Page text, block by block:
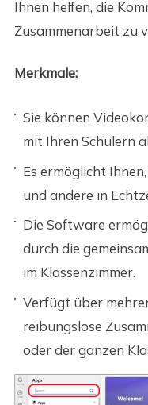
Ihnen helfen, die
Zusammenarbeit zu
Merkmale:
Sie können
mit Ihren Schülern
Es ermöglicht
und andere in
Die Software
durch die
im Klassenzimmer.
Verfügt über
reibungslose
oder der ganzen